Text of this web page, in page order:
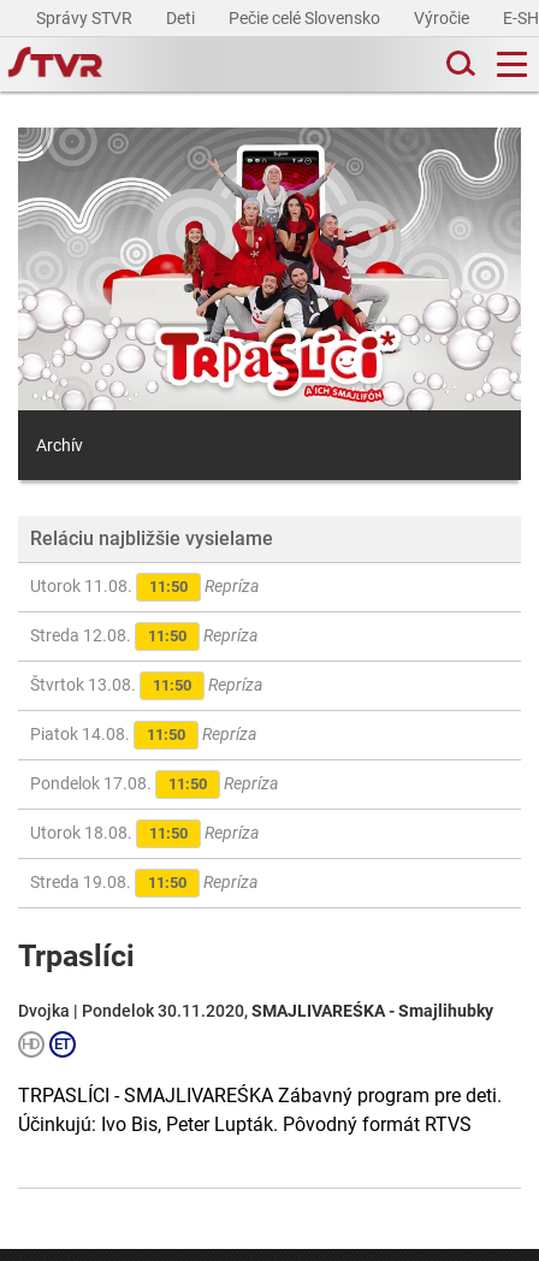
Správy STVR Deti Pečie celé Slovensko Výročie E-
Archív
Reláciu najbližšie vysielame
Utorok 11.08. 11:50 Repríza
Streda 12.08. 11:50 Repríza
Štvrtok 13.08. 11:50 Repríza
Piatok 14.08. 11:50 Repríza
Pondelok 17.08. 11:50 Repríza
Utorok 18.08. 11:50 Repríza
Streda 19.08. 11:50 Repríza
Trpaslíci
Dvojka | Pondelok 30.11.2020,SMAJLIVAREŚKA - Smajlihubky
TRPASLÍCI - SMAJLIVAREŚKA Zábavný program pre deti.
Účinkujú: Ivo Bis, Peter Lupták. Pôvodný formát RTVS